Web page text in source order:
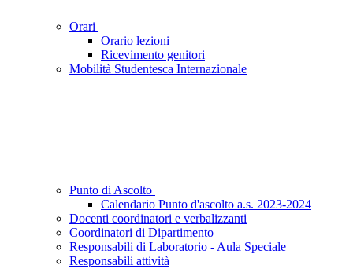
Orari
Orario lezioni
Ricevimento genitori
Mobilità Studentesca Internazionale
Punto di Ascolto
Calendario Punto d'ascolto a.s. 2023-2024
Docenti coordinatori e verbalizzanti
Coordinatori di Dipartimento
Responsabili di Laboratorio - Aula Speciale
Responsabili attività